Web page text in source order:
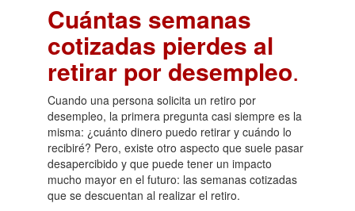
Cuántas semanas
cotizadas pierdes al
retirar por desempleo.
Cuando una persona solicita un retiro por
desempleo, la primera pregunta casi siempre es la
misma: ¿cuánto dinero puedo retirar y cuándo lo
recibiré? Pero, existe otro aspecto que suele pasar
desapercibido y que puede tener un impacto
mucho mayor en el futuro: las semanas cotizadas
que se descuentan al realizar el retiro.